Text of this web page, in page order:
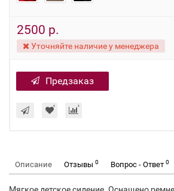
2500 р.
Уточняйте наличие у менеджера
Предзаказ
Описание Отзывы 0 Вопрос - Ответ 0